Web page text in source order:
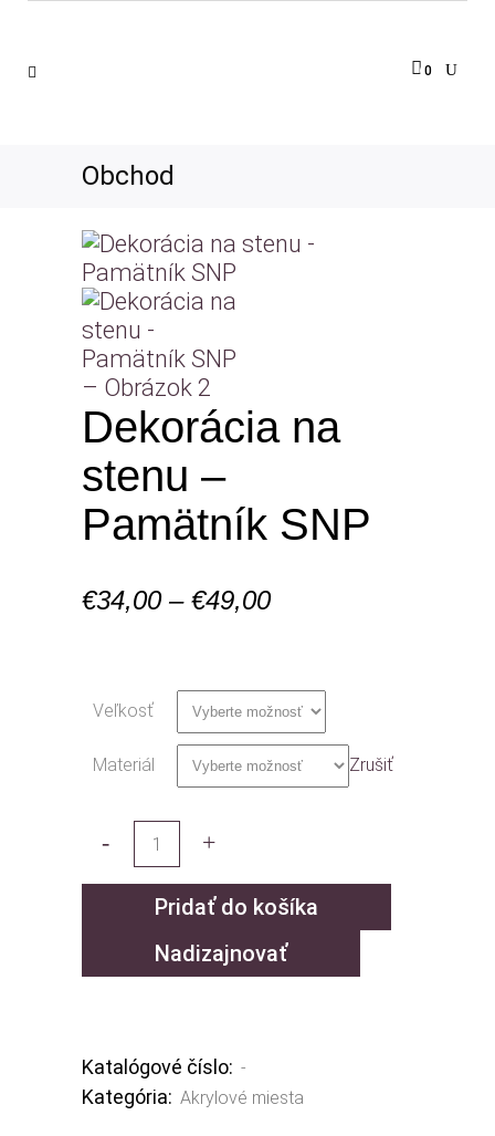
0
Obchod
Dekorácia na
stenu –
Pamätník SNP
€34,00 – €49,00Price
through
€49,00
Veľkosť
Materiál Zrušiť
Pridať do košíka
Nadizajnovať
Katalógové číslo: -
Kategória: Akrylové miesta